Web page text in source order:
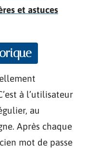
et astuces
à l’utilisateur
au
Après chaque
mot de passe